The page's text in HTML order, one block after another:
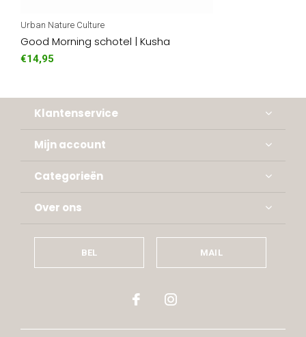
Urban Nature Culture
Good Morning schotel | Kusha
€14,95
Klantenservice
Mijn account
Categorieën
Over ons
BEL MAIL